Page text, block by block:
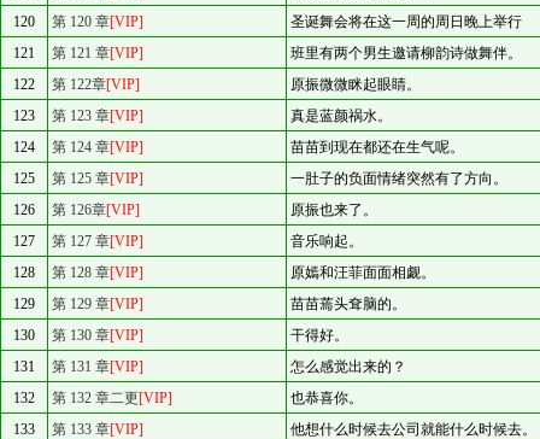
120
第 120 章[VIP]
圣诞舞会将在这一周的周日晚上举行
121
第 121 章[VIP]
班里有两个男生邀请柳韵诗做舞伴。
122
第 122章[VIP]
原振微微眯起眼睛。
123
第 123 章[VIP]
真是蓝颜祸水。
124
第 124 章[VIP]
苗苗到现在都还在生气呢。
125
第 125 章[VIP]
一肚子的负面情绪突然有了方向。
126
第 126章[VIP]
原振也来了。
127
第 127 章[VIP]
音乐响起。
128
第 128 章[VIP]
原嫣和汪菲面面相觑。
129
第 129 章[VIP]
苗苗蔫头耷脑的。
130
第 130 章[VIP]
干得好。
131
第 131 章[VIP]
怎么感觉出来的？
132
第 132 章二更[VIP]
也恭喜你。
133
第 133 章[VIP]
他想什么时候去公司就能什么时候去。